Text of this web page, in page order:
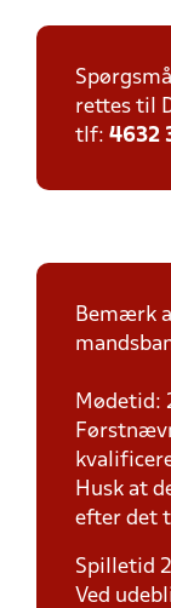
rettes til
tlf: 4632
Bemærk
Mødetid:
Husk at
efter det
Spilletid
Ved